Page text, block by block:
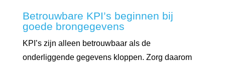
Betrouwbare KPI’s beginnen bij
goede brongegevens
KPI’s zijn alleen betrouwbaar als de
onderliggende gegevens kloppen. Zorg daarom